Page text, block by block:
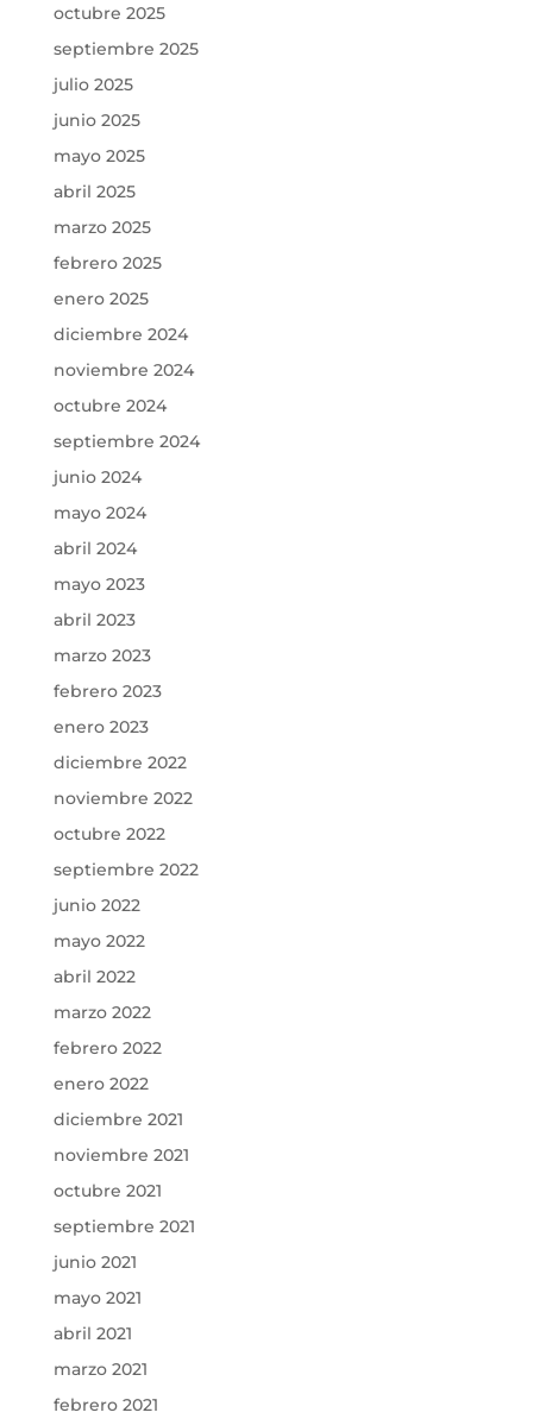
octubre 2025
septiembre 2025
julio 2025
junio 2025
mayo 2025
abril 2025
marzo 2025
febrero 2025
enero 2025
diciembre 2024
noviembre 2024
octubre 2024
septiembre 2024
junio 2024
mayo 2024
abril 2024
mayo 2023
abril 2023
marzo 2023
febrero 2023
enero 2023
diciembre 2022
noviembre 2022
octubre 2022
septiembre 2022
junio 2022
mayo 2022
abril 2022
marzo 2022
febrero 2022
enero 2022
diciembre 2021
noviembre 2021
octubre 2021
septiembre 2021
junio 2021
mayo 2021
abril 2021
marzo 2021
febrero 2021